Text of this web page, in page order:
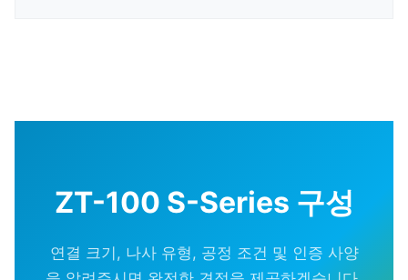
ZT-100 S-Series 구성
연결 크기, 나사 유형, 공정 조건 및 인증 사양